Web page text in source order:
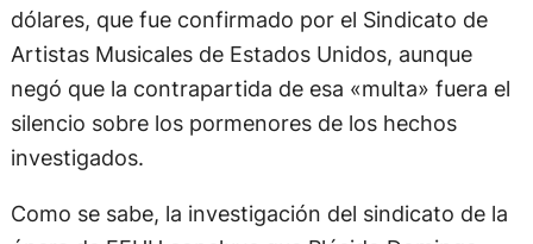
dólares, que fue confirmado por el Sindicato de
Artistas Musicales de Estados Unidos, aunque
negó que la contrapartida de esa «multa» fuera el
silencio sobre los pormenores de los hechos
investigados.
Como se sabe, la investigación del sindicato de la